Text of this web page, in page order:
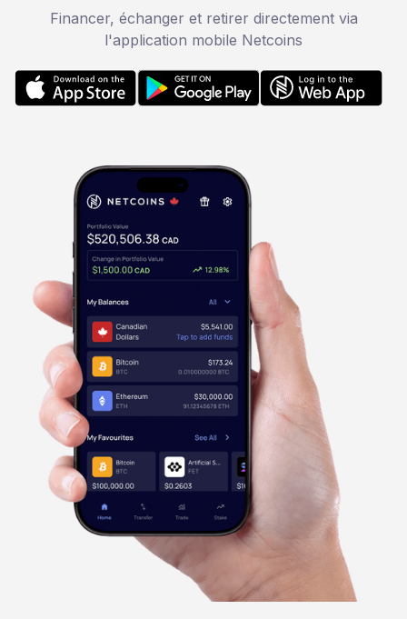
Financer, échanger et retirer directement via
l'application mobile Netcoins